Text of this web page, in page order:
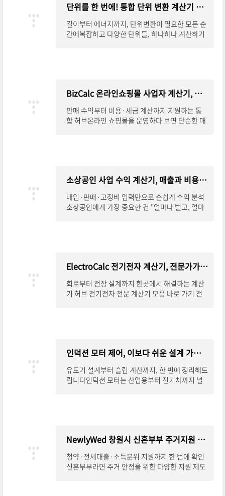
단위를 한 번에! 통합 단위 변환 계산기 완벽 안내
길이부터 에너지까지, 단위변환이 필요한 모든 순
간에복잡하고 다양한 단위들, 하나하나 계산하기
BizCalc 온라인쇼핑몰 사업자 계산기, 수익과 세금까지 한 번에
판매 수익부터 비용·세금 계산까지 지원하는 통
합 허브온라인 쇼핑몰을 운영하다 보면 단순한 매
소상공인 사업 수익 계산기, 매출과 비용을 한눈에 정리
매입·판매·고정비 입력만으로 손쉽게 수익 분석
소상공인에게 가장 중요한 건 "얼마나 벌고, 얼마
ElectroCalc 전기전자 계산기, 전문가가 찾는 설계 도구
회로부터 전장 설계까지 한곳에서 해결하는 계산
기 허브 전기전자 전문 계산기 모음 바로 가기 전
인덕션 모터 제어, 이보다 쉬운 설계 가이드는 없다
유도기 설계부터 슬립 계산까지, 한 번에 정리해드
립니다인덕션 모터는 산업용부터 전기차까지 널
NewlyWed 창원시 신혼부부 주거지원 계산기
청약·전세대출·소득분위 지원까지 한 번에 확인
신혼부부라면 주거 안정을 위한 다양한 지원 제도